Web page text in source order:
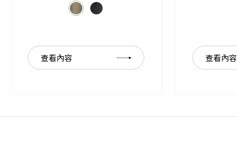
查看內容 查看內容